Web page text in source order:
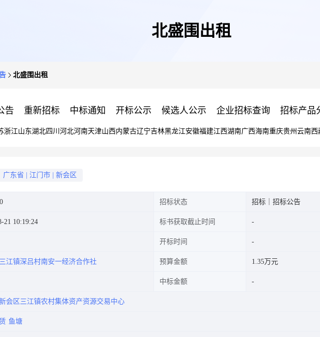
北盛围出租
北盛围出租
告 重新招标 中标通知 开标公示 候选人公示 企业招标查询 招标产品
浙江山东湖北四川 河北河南天津山西内蒙古辽宁吉林黑龙江安徽福建江西湖南广西海南重庆贵州 云南西
广东省 江门市 新会区
招标状态 招标｜招标公告
21 10:19:24 标书获取截止时间
开标时间
江镇深吕村南安一经济合作社 预算金额 1.35万元
中标金额
会区三江镇农村集体资产资源交易中心
鱼塘